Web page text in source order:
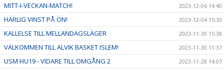
MITT-I-VECKAN-MATCH! 2023-12-06 14:40
HÄRLIG VINST PÅ ÖN! 2023-12-04 15:30
KALLELSE TILL MELLANDAGSLÄGER 2023-11-30 15:38
VÄLKOMMEN TILL ALVIK BASKET ISLEM! 2023-11-30 11:37
USM HU19 - VIDARE TILL OMGÅNG 2 2023-11-28 14:07